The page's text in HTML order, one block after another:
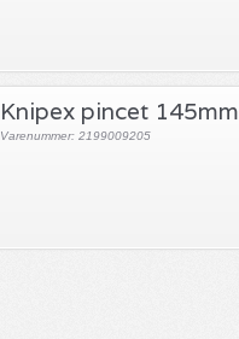
Knipex pincet 145mm
Varenummer: 2199009205